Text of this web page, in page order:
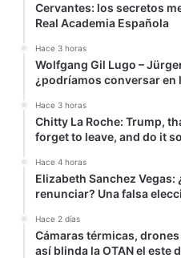
Cervantes: los secretos
Real Academia Española
Hace 3 horas
Wolfgang Gil Lugo –
¿podríamos conversar en
Hace 3 horas
Chitty La Roche: Trump,
forget to leave, and do it
Hace 4 horas
Elizabeth Sanchez Vegas:
renunciar? Una falsa
Hace 2 días
Cámaras térmicas,
así blinda la OTAN el este